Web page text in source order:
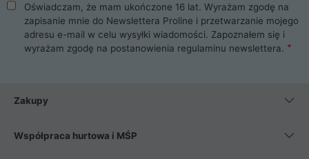
Oświadczam, że mam ukończone 16 lat. Wyrażam zgodę na
zapisanie mnie do Newslettera Proline i przetwarzanie mojego
adresu e-mail w celu wysyłki wiadomości. Zapoznałem się i
wyrażam zgodę na postanowienia regulaminu newslettera.
Zakupy
Współpraca hurtowa i MŚP